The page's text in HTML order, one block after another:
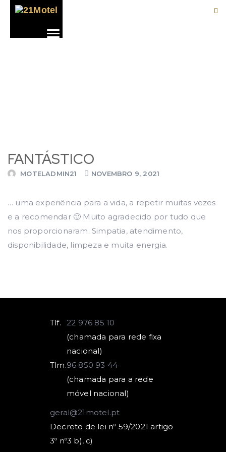
FANTÁSTICO
MOTELADMIN21 NOVEMBRO 9, 2021
… uma experiência para a vida, a repetir muitas vezes
e a recomendar 🙂 Muito agradecido por tudo que
nos proporcionaram. Simpatia, atendimento,
disponibilidade, limpeza e muita energia.
Tlf.
22 976 85 10
(chamada para rede fixa
nacional)
Tlm.96 850 93 44
(chamada para a rede
móvel nacional)
geral@21motel.pt
Decreto de lei nº 59/2021 artigo
3º nº3 b), c)